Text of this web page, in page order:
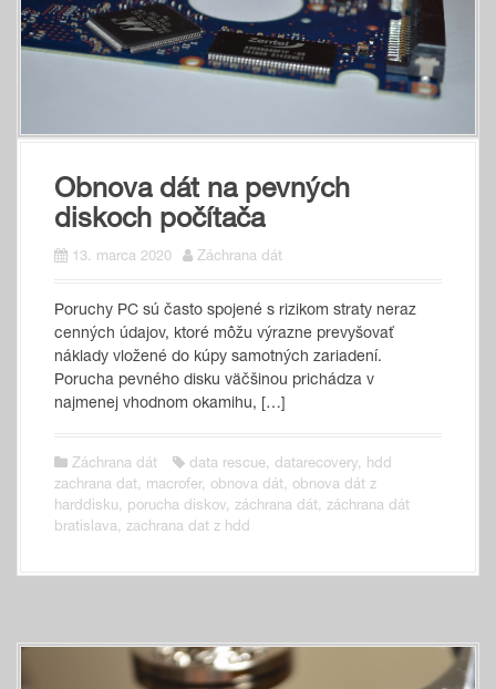
Obnova dát na pevných
diskoch počítača
13. marca 2020 Záchrana dát
Poruchy PC sú často spojené s rizikom straty neraz
cenných údajov, ktoré môžu výrazne prevyšovať
náklady vložené do kúpy samotných zariadení.
Porucha pevného disku väčšinou prichádza v
najmenej vhodnom okamihu, […]
Záchrana dát data rescue, datarecovery, hdd
zachrana dat, macrofer, obnova dát, obnova dát z
harddisku, porucha diskov, záchrana dát, záchrana dát
bratislava, zachrana dat z hdd